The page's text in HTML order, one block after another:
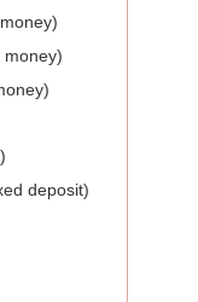
money)
deposit)